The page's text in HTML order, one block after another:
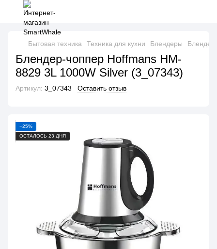
Бытовая техника Техника для кухни Блендеры
Блендер-чоппер Hoffmans HM-
8829 3L 1000W Silver (3_07343)
Артикул: 3_07343 Оставить отзыв
−25%
ОСТАЛОСЬ 23 ДНЯ